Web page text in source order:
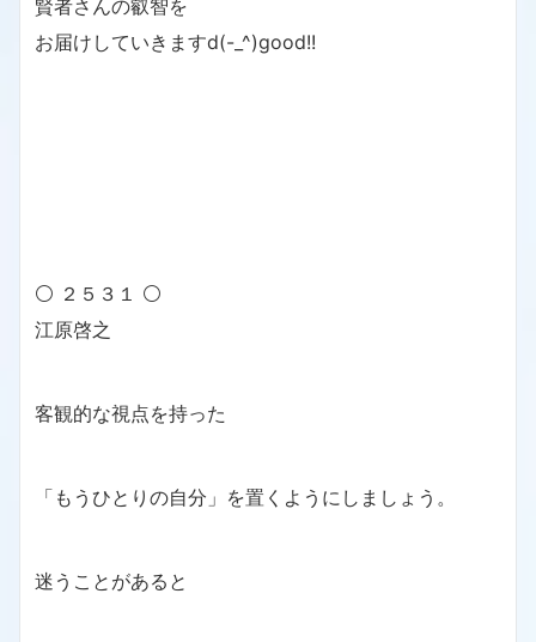
賢者さんの叡智を
お届けしていきますd(-_^)good!!
⚪ ２５３１ ⚪
江原啓之
客観的な視点を持った
「もうひとりの自分」を置くようにしましょう。
迷うことがあると